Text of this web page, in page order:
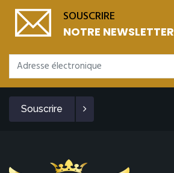
SOUSCRIRE
NOTRE NEWSLETTER
Souscrire